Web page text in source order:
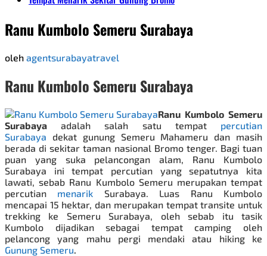
Ranu Kumbolo Semeru Surabaya
oleh agentsurabayatravel
Ranu Kumbolo Semeru Surabaya
Ranu Kumbolo Semeru
Surabaya adalah salah satu tempat
percutian
Surabaya dekat gunung Semeru Mahameru dan masih
berada di sekitar taman nasional Bromo tenger. Bagi tuan
puan yang suka pelancongan alam, Ranu Kumbolo
Surabaya ini tempat percutian yang sepatutnya kita
lawati, sebab Ranu Kumbolo Semeru merupakan tempat
percutian
menarik Surabaya.
Luas Ranu Kumbolo
mencapai 15 hektar, dan merupakan tempat transite untuk
trekking ke Semeru Surabaya, oleh sebab itu tasik
Kumbolo dijadikan sebagai tempat camping oleh
pelancong yang mahu pergi mendaki atau hiking ke
Gunung Semeru